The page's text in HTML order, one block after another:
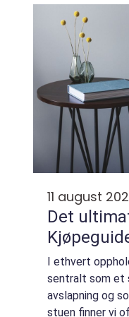
11 august
Det
I ethvert
sentralt som et
avslapning og
stuen finner vi